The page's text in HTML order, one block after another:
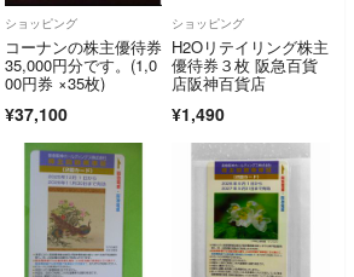
ショッピング
コーナンの株主優待券
35,000円分です。(1,0
00円券 ×35枚)
¥37,100
ショッピング
H2Oリテイリング株主
優待券３枚 阪急百貨
店阪神百貨店
¥1,490